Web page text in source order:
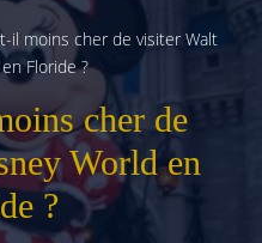
il moins cher de visiter Walt
Floride ?
cher de
World en
?